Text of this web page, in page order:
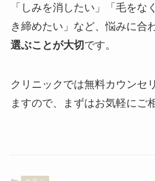
「しみを消したい」「毛をな
き締めたい」など、悩みに合
選ぶことが大切です。
クリニックでは無料カウンセ
ますので、まずはお気軽にご